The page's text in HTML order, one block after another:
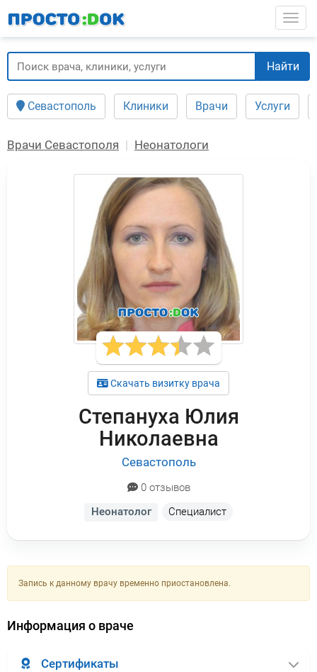
содержанию
Найти
Севастополь Клиники Врачи Услуги
Врачи Севастополя Неонатологи
Скачать визитку врача
Степануха Юлия
Николаевна
Севастополь
0 отзывов
Неонатолог
Специалист
Запись к данному врачу временно приостановлена.
Информация о враче
Сертификаты